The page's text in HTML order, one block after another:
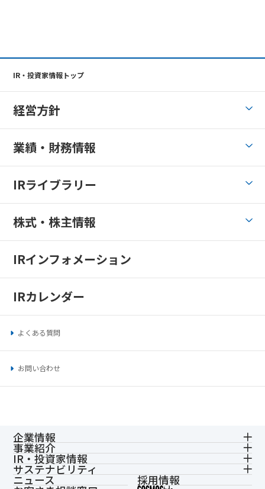
IR・投資家情報トップ
経営方針
業績・財務情報
IRライブラリー
株式・株主情報
IRインフォメーション
IRカレンダー
よくある質問
お問い合わせ
企業情報
事業紹介
IR・投資家情報
サステナビリティ
ニュース 採用情報